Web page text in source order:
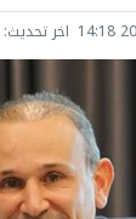
اخر تحديث: